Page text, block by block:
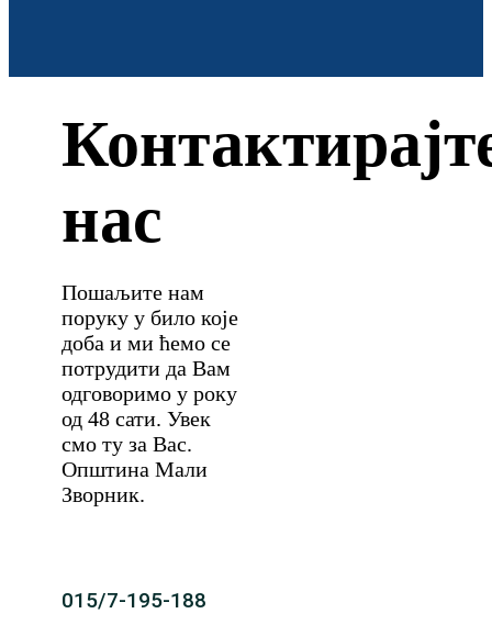
нас
Пошаљите нам
поруку у било које
доба и ми ћемо се
потрудити да Вам
одговоримо у року
од 48 сати. Увек
смо ту за Вас.
Општина Мали
Зворник.
015/7-195-188